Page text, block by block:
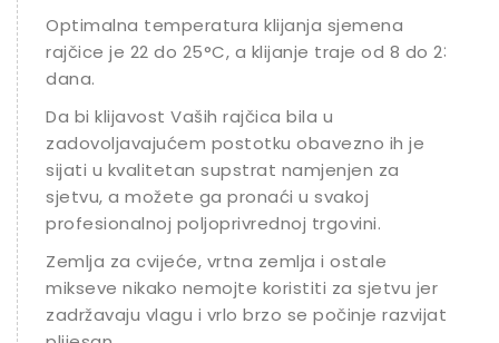
Optimalna temperatura klijanja sjemena
rajčice je 22 do 25°C, a klijanje traje od 8 do 23
dana.
Da bi klijavost Vaših rajčica bila u
zadovoljavajućem postotku obavezno ih je
sijati u kvalitetan supstrat namjenjen za
sjetvu, a možete ga pronaći u svakoj
profesionalnoj poljoprivrednoj trgovini.
Zemlja za cvijeće, vrtna zemlja i ostale
mikseve nikako nemojte koristiti za sjetvu jer
zadržavaju vlagu i vrlo brzo se počinje razvijati